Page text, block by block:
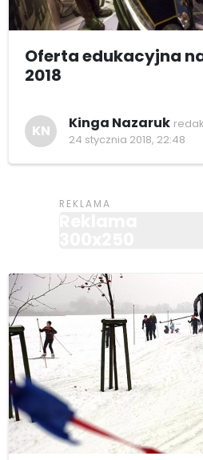
Oferta edukacyjna
2018
KN Kinga Nazaruk
24 stycznia 2018, 22:48